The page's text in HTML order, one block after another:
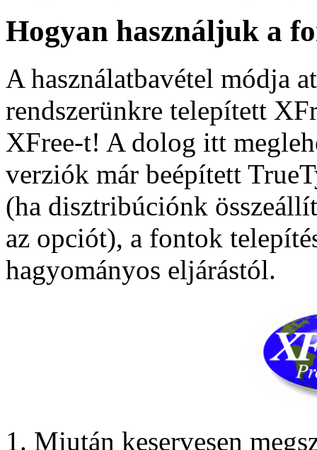
Hogyan használjuk a
A használatbavétel módja
rendszerünkre telepített
XFree-t! A dolog itt
verziók már beépített
(ha disztribúciónk
az opciót), a fontok
hagyományos eljárástól.
Miután keservesen